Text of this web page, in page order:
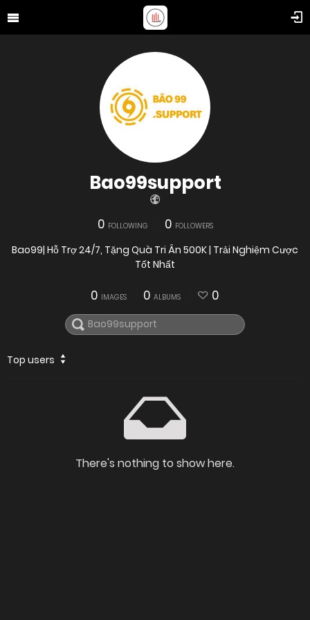
Bao99support
0 FOLLOWING 0 FOLLOWERS
Bao99| Hỗ Trợ 24/7, Tặng Quà Tri Ân 500K | Trải Nghiệm Cược
Tốt Nhất
0 IMAGES 0 ALBUMS 0
Top users
There's nothing to show here.